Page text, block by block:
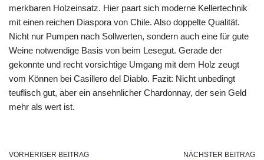
merkbaren Holzeinsatz. Hier paart sich moderne Kellertechnik
mit einen reichen Diaspora von Chile. Also doppelte Qualität.
Nicht nur Pumpen nach Sollwerten, sondern auch eine für gute
Weine notwendige Basis von beim Lesegut. Gerade der
gekonnte und recht vorsichtige Umgang mit dem Holz zeugt
vom Können bei Casillero del Diablo. Fazit: Nicht unbedingt
teuflisch gut, aber ein ansehnlicher Chardonnay, der sein Geld
mehr als wert ist.
VORHERIGER BEITRAG NÄCHSTER BEITRAG